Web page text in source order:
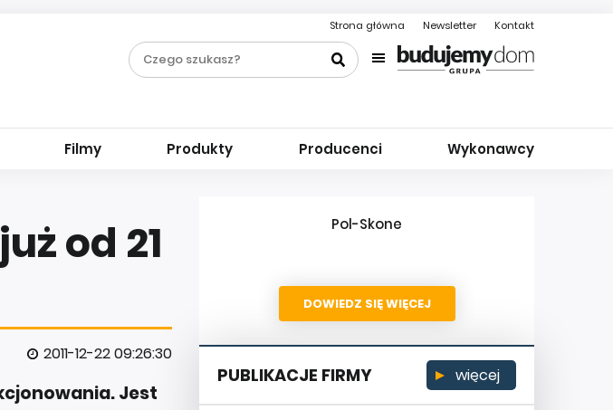
Strona główna Newsletter Kontakt
Filmy Produkty Producenci Wykonawcy
od 21
2011-12-22 09:26:30
Jest
Pol-Skone
DOWIEDZ SIĘ WIĘCEJ
PUBLIKACJE FIRMY więcej